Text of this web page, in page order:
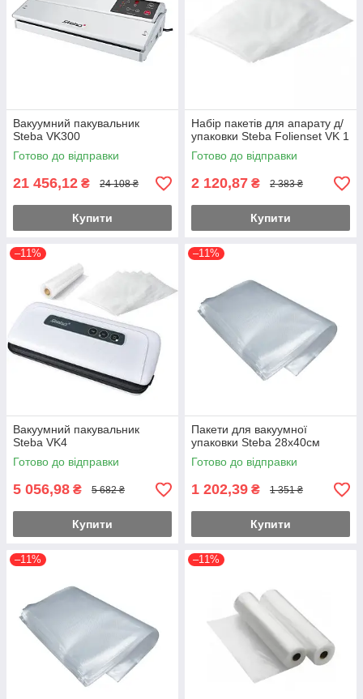
Вакуумний пакувальник
Steba VK300
Готово до відправки
21 456,12 ₴ 24 108 ₴
Купити
Набір пакетів для апарату д/
упаковки Steba Folienset VK 1
Готово до відправки
2 120,87 ₴ 2 383 ₴
Купити
–11%
Вакуумний пакувальник
Steba VK4
Готово до відправки
5 056,98 ₴ 5 682 ₴
Купити
–11%
Пакети для вакуумної
упаковки Steba 28х40см
Готово до відправки
1 202,39 ₴ 1 351 ₴
Купити
–11% –11%